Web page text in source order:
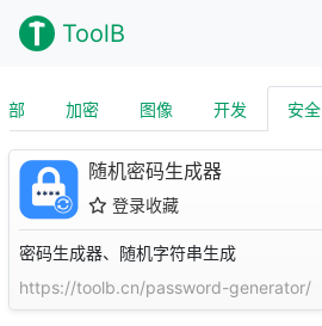
ToolB
部 加密 图像 开发 安全
随机密码生成器
登录收藏
密码生成器、随机字符串生成
https://toolb.cn/password-generator/